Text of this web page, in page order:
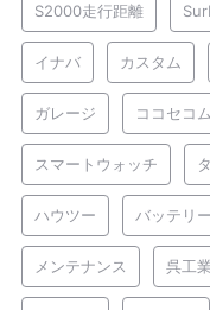
S2000走行距離
イナバ カスタム
ガレージ ココセコム
スマートウォッチ
ハウツー バッテリー
メンテナンス 呉工業